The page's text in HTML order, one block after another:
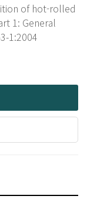
of hot-rolled
1: General
1:2004